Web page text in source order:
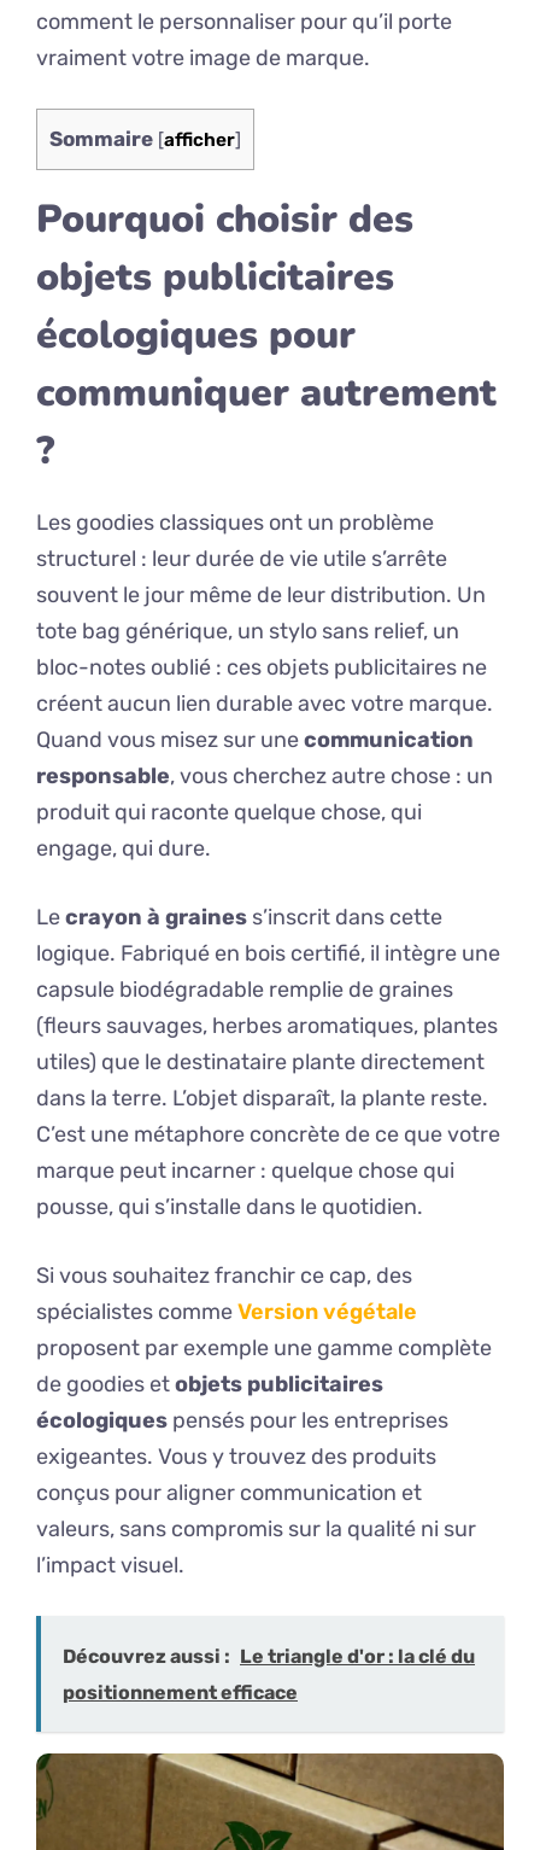
comment le personnaliser pour qu’il porte
vraiment votre image de marque.
Sommaire [afficher]
Pourquoi choisir des
objets publicitaires
écologiques pour
communiquer autrement
?
Les goodies classiques ont un problème
structurel : leur durée de vie utile s’arrête
souvent le jour même de leur distribution. Un
tote bag générique, un stylo sans relief, un
bloc-notes oublié : ces objets publicitaires ne
créent aucun lien durable avec votre marque.
Quand vous misez sur unecommunication
responsable, vous cherchez autre chose : un
produit qui raconte quelque chose, qui
engage, qui dure.
Lecrayon à graines s’inscrit dans cette
logique. Fabriqué en bois certifié, il intègre une
capsule biodégradable remplie de graines
(fleurs sauvages, herbes aromatiques, plantes
utiles) que le destinataire plante directement
dans la terre. L’objet disparaît, la plante reste.
C’est une métaphore concrète de ce que votre
marque peut incarner : quelque chose qui
pousse, qui s’installe dans le quotidien.
Si vous souhaitez franchir ce cap, des
spécialistes commeVersion végétale
proposent par exemple une gamme complète
de goodies etobjets publicitaires
écologiques pensés pour les entreprises
exigeantes. Vous y trouvez des produits
conçus pour aligner communication et
valeurs, sans compromis sur la qualité ni sur
l’impact visuel.
Découvrez aussi : Le triangle d'or : la clé du
positionnement efficace